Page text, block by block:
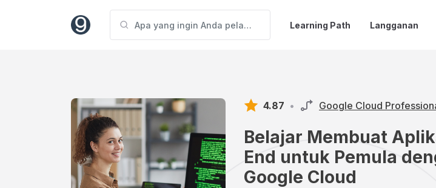
Learning Path Langganan
4.87 • Google Cloud
Belajar Membuat
End untuk Pemula
Google Cloud